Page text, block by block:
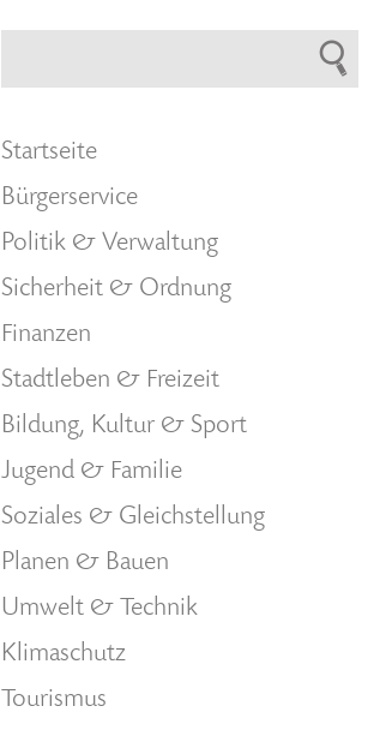
Startseite
Bürgerservice
Politik & Verwaltung
Sicherheit & Ordnung
Finanzen
Stadtleben & Freizeit
Bildung, Kultur & Sport
Jugend & Familie
Soziales & Gleichstellung
Planen & Bauen
Umwelt & Technik
Klimaschutz
Tourismus